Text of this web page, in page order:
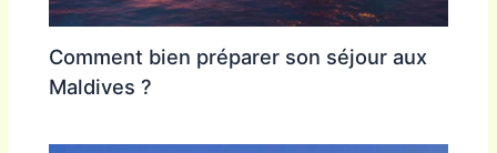
Comment bien préparer son séjour aux
Maldives ?